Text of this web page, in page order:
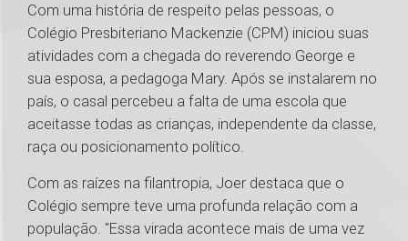
Com uma história de respeito pelas pessoas, o
Colégio Presbiteriano Mackenzie (CPM) iniciou suas
atividades com a chegada do reverendo George e
sua esposa, a pedagoga Mary. Após se instalarem no
país, o casal percebeu a falta de uma escola que
aceitasse todas as crianças, independente da classe,
raça ou posicionamento político.
Com as raízes na filantropia, Joer destaca que o
Colégio sempre teve uma profunda relação com a
população. "Essa virada acontece mais de uma vez